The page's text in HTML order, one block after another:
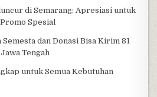
di Semarang: Apresiasi untuk
Spesial
dan Donasi Bisa Kirim 81
Tengah
untuk Semua Kebutuhan